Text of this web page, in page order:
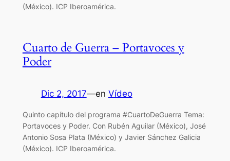
(México). ICP Iberoamérica.
Cuarto de Guerra – Portavoces y
Poder
Dic 2, 2017—en Vídeo
Quinto capítulo del programa #CuartoDeGuerra Tema:
Portavoces y Poder. Con Rubén Aguilar (México), José
Antonio Sosa Plata (México) y Javier Sánchez Galicia
(México). ICP Iberoamérica.